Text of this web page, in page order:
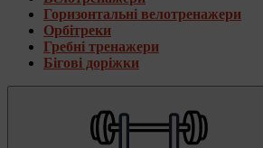
Горизонтальні велотренажери
Орбітреки
Гребні тренажери
Бігові доріжки